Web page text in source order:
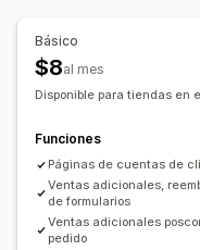
Gestión de cuenta
Múltiples idiomas
Control de acceso
Aprobar solicitudes
Reglas personalizadas
Básico
$8al mes
Disponible para tiendas en
Funciones
Páginas de cuentas de
Ventas adicionales,
de formularios
Ventas adicionales
pedido